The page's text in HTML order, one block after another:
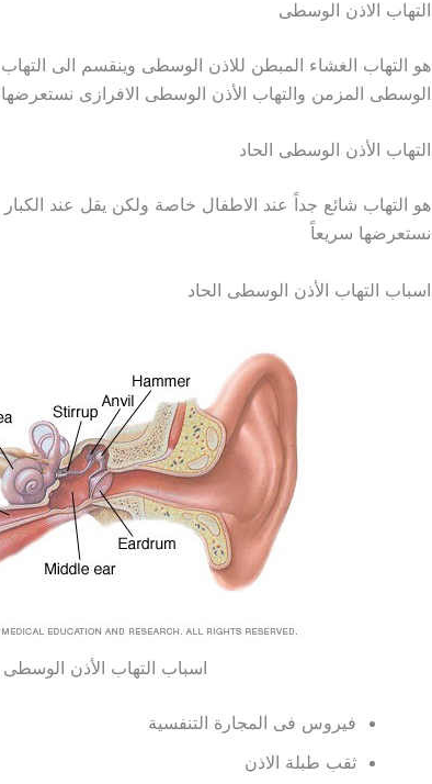
التهاب الاذن الوسطى
هو التهاب الغشاء المبطن للاذن الوسطى وينقسم الى التهاب
الوسطى المزمن والتهاب الأذن الوسطى الافرازى
التهاب الأذن الوسطى الحاد
هو التهاب شائع جداً عند الاطفال خاصة ولكن يقل عند الكبار
نستعرضها سريعاً
اسباب التهاب الأذن الوسطى الحاد
اسباب التهاب الأذن الوسطى
فيروس فى المجارة التنفسية
ثقب طبلة الاذن